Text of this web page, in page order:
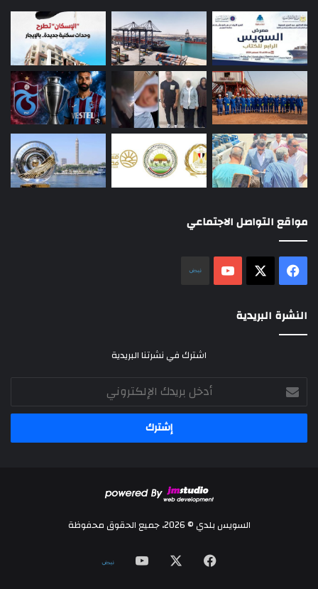
مواقع التواصل الاجتماعي
فيسبوك ‫YouTube
النشرة البريدية
اشترك في نشرتنا البريدية
أدخل
بريدك
الإلكتروني
السويس بلدي © 2026، جميع الحقوق محفوظة
فيسبوك ‫YouTube